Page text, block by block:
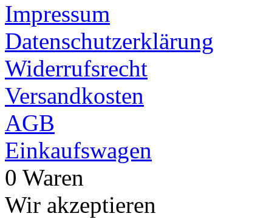
Impressum
Datenschutzerklärung
Widerrufsrecht
Versandkosten
AGB
Einkaufswagen
0 Waren
Wir akzeptieren